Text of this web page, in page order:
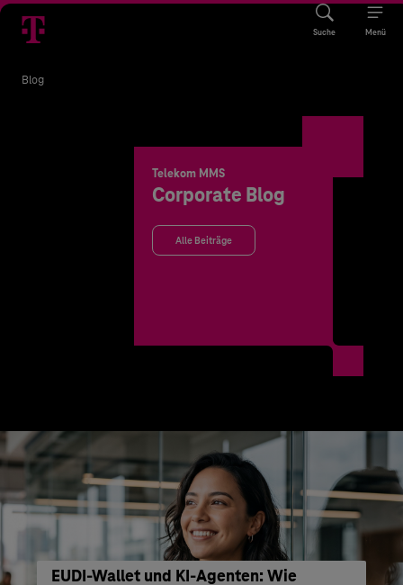
Suche Menü
Blog
Telekom MMS
Corporate Blog
Alle Beiträge
EUDI-Wallet und KI-Agenten: Wie